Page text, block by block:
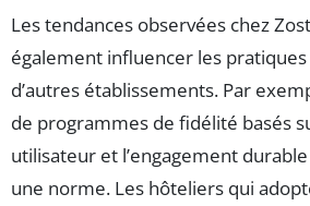
Les tendances observées chez
également influencer les
d’autres établissements. Par
de programmes de fidélité basés
utilisateur et l’engagement
une norme. Les hôteliers qui